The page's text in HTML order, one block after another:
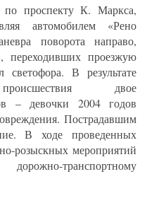
проспекту К. Маркса,
автомобилем «Рено
поворота направо,
переходивших проезжую
В результате
происшествия двое
– девочки 2004 годов
Пострадавшим
В ходе проведенных
розыскных мероприятий
транспортному